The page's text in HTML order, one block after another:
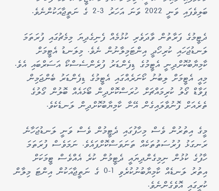
ބަލިވެފައި ވަނީ 2022 ވަނަ އަހަރު 3-2 ގެ ނަތީޖާއަކުންނެވެ.
ދެޓީމުގެ ފަރާތުން ވާދަވެރި ކުޅުމެއް ފެނިގެދިޔަ މިމެޗުގައި ފުރަތަމަ
ލަނޑުޖަހައި ކުރިހޯދީ އިންޓަމިލާނުން ނެވެ. މިލަނޑު އެޓީމަށް
ކާމިޔާބުކޮށްދިނީ އެޓީމުގެ ޑިފެންޑަރު ފުރެންސެސްކޯ އަސަރްބައި އެވެ.
މިއީ އެޓީމަށް ލިބުނު ކޯނަރެއްގައި އެޓީމުގެ ޑިފެންޑަރު ބެންޖަމިން
ޕަވާޑް ގޯލު ކުރިމައްޗަށް ހުރަސްކޮށްދިން ބޯޅައެއް ބޮލުން ގޯލުގެ
ތެރެއަށް ފޮނުވާލައިގެން އޭނާ ކާމިޔާބުކޮށްދިން ލަނޑެކެވެ.
މީގެ އިތުރުން ވެސް މިހާފުގައި ދެޓީމުން ވެސް ވަނީ ލަނޑުޖަހާނެ
ރަނގަޅު ފުރުސަތުތަކެއް ތަނަވަސްކޮށްފައެވެ. ނަމަވެސް ފުރަތަމަ
ހާފުގެ ކުޅުން ނިމިގެންދިޔައީ ދެޓީމުން ކުރެ އެއްވެސް ޓީމަކަށް
އިތުރު ލަނޑެއް ކާމިޔާބުނުކުރެވި 1-0 ގެ ނަތީޖާއަކުން އިންޓަ މިލާން
ކުރީގައި އޮވެގެންނެވެ.